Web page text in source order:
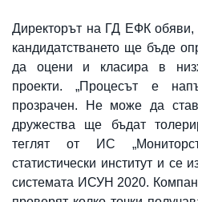
Директорът на ГД ЕФК обяви,
кандидатстването ще бъде
да оцени и класира в
проекти. „Процесът е
прозрачен. Не може да
дружества ще бъдат
теглят от ИС
статистически институт и се
системата ИСУН 2020.